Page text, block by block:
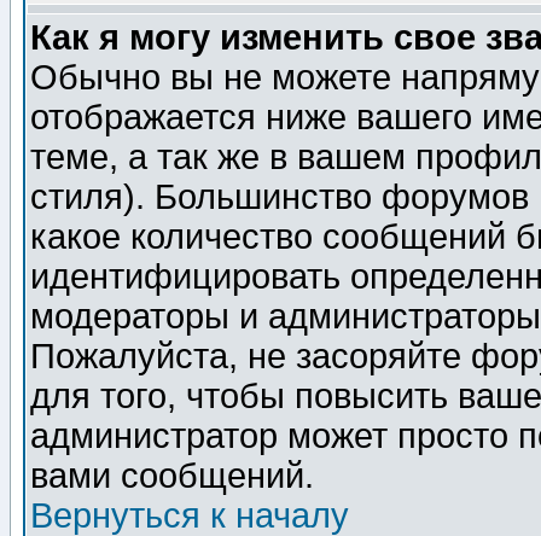
Как я могу изменить свое
Обычно вы не можете
отображается ниже вашего
теме, а так же в вашем
стиля). Большинство форумов
какое количество сообщений
идентифицировать
модераторы и
Пожалуйста, не засоряйте
для того, чтобы повысить
администратор может просто
вами сообщений.
Вернуться к началу